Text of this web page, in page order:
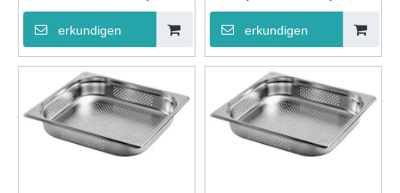
Gastronorm-Pfanne aus
Edelstahl, GN 1/2, 65 mm
erkundigen
Gastronorm-Behälter,
Lebensmittelpfanne GN
1/2 100 mm
erkundigen